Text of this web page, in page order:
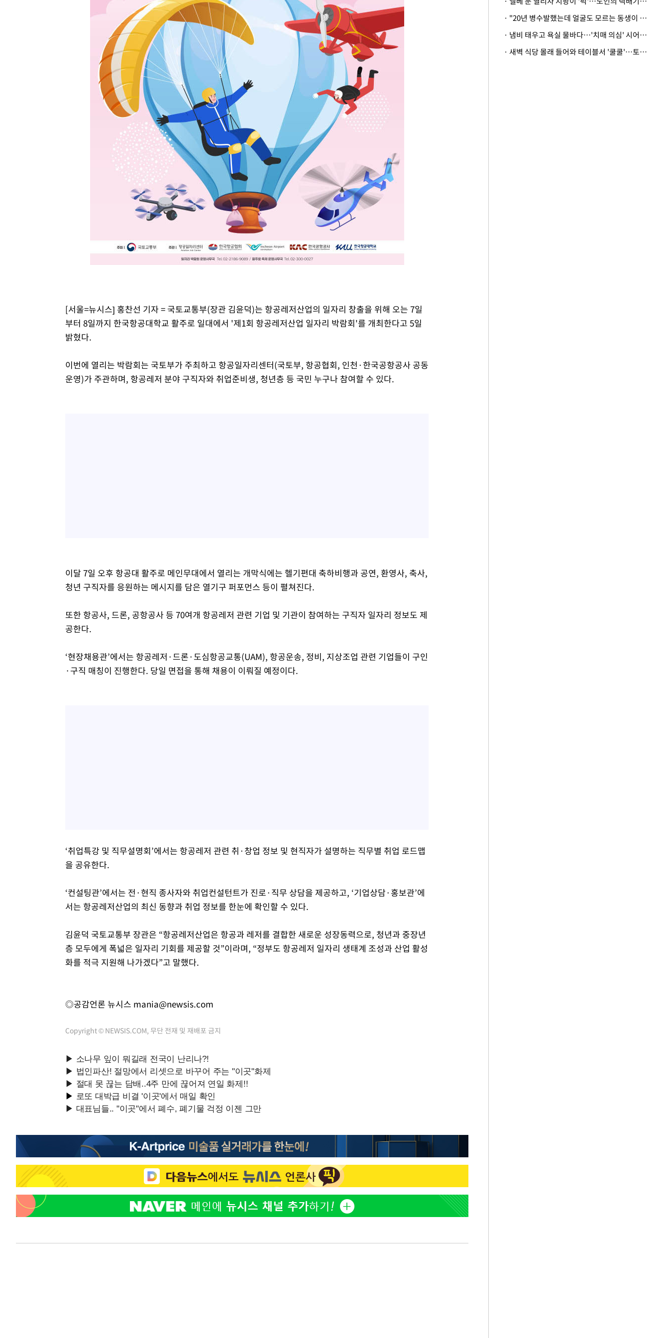
[서울=뉴시스] 홍찬선 기자 = 국토교통부(장관 김윤덕)는 항공레저산업의 일자리 창출을 위해 오는 7일
부터 8일까지 한국항공대학교 활주로 일대에서 '제1회 항공레저산업 일자리 박람회'를 개최한다고 5일
밝혔다.
이번에 열리는 박람회는 국토부가 주최하고 항공일자리센터(국토부, 항공협회, 인천·한국공항공사 공동
운영)가 주관하며, 항공레저 분야 구직자와 취업준비생, 청년층 등 국민 누구나 참여할 수 있다.
이달 7일 오후 항공대 활주로 메인무대에서 열리는 개막식에는 헬기편대 축하비행과 공연, 환영사, 축사,
청년 구직자를 응원하는 메시지를 담은 열기구 퍼포먼스 등이 펼쳐진다.
또한 항공사, 드론, 공항공사 등 70여개 항공레저 관련 기업 및 기관이 참여하는 구직자 일자리 정보도 제
공한다.
‘현장채용관’에서는 항공레저·드론·도심항공교통(UAM), 항공운송, 정비, 지상조업 관련 기업들이 구인
·구직 매칭이 진행한다. 당일 면접을 통해 채용이 이뤄질 예정이다.
‘취업특강 및 직무설명회’에서는 항공레저 관련 취·창업 정보 및 현직자가 설명하는 직무별 취업 로드맵
을 공유한다.
‘컨설팅관’에서는 전·현직 종사자와 취업컨설턴트가 진로·직무 상담을 제공하고, ‘기업상담·홍보관’에
서는 항공레저산업의 최신 동향과 취업 정보를 한눈에 확인할 수 있다.
김윤덕 국토교통부 장관은 “항공레저산업은 항공과 레저를 결합한 새로운 성장동력으로, 청년과 중장년
층 모두에게 폭넓은 일자리 기회를 제공할 것”이라며, “정부도 항공레저 일자리 생태계 조성과 산업 활성
화를 적극 지원해 나가겠다”고 말했다.
◎공감언론 뉴시스 mania@newsis.com
Copyright © NEWSIS.COM, 무단 전재 및 재배포 금지
· "20년 병수발했는데 얼굴도 모르는 동생이 유산 절반을"…배다른 형제 상속권 있을까
· 냄비 태우고 욕실 물바다…'치매 의심' 시어머니 검사 권유했다가 '날벼락'
· 새벽 식당 몰래 들어와 테이블서 '쿨쿨'…토사물 남기고 사라진 남성